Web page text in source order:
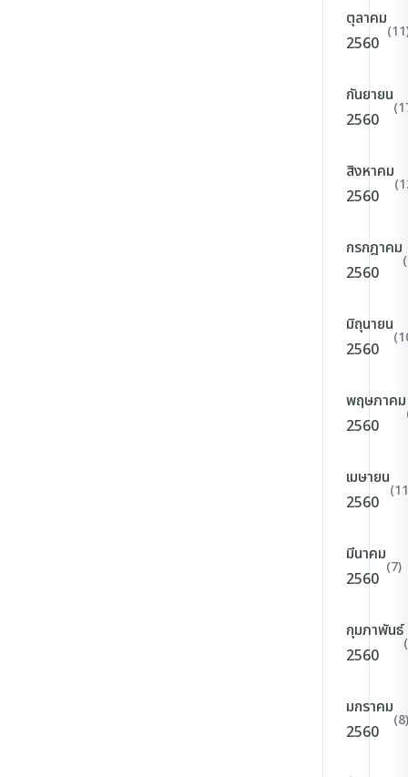
ตุลาคม
2560
กันยายน
2560
สิงหาคม
2560
กรกฎาคม
2560
มิถุนายน
2560
พฤษภาคม
2560
เมษายน
2560
มีนาคม
2560
(7)
กุมภาพันธ์
2560
มกราคม
2560
(8)